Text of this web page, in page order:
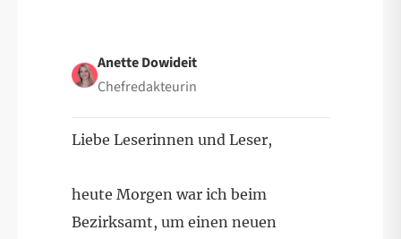
Anette Dowideit
Chefredakteurin
Liebe Leserinnen und Leser,
heute Morgen war ich beim
Bezirksamt, um einen neuen